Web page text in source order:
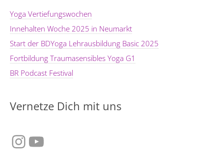
Yoga Vertiefungswochen
Innehalten Woche 2025 in Neumarkt
Start der BDYoga Lehrausbildung Basic 2025
Fortbildung Traumasensibles Yoga G1
BR Podcast Festival
Vernetze Dich mit uns
Instagram
YouTube